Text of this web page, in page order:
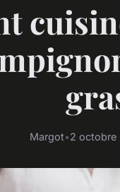
Margot•2 octobre